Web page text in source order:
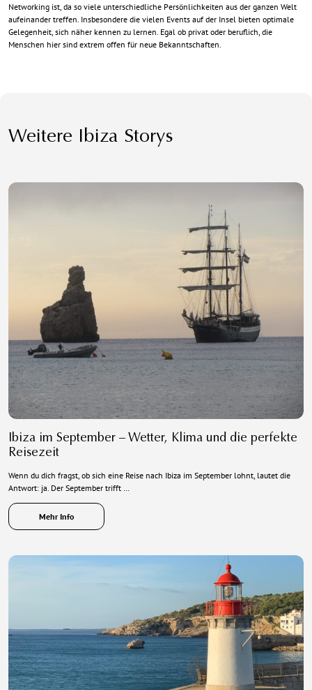
Networking ist, da so viele unterschiedliche Persönlichkeiten aus der ganzen Welt
aufeinander treffen. Insbesondere die vielen Events auf der Insel bieten optimale
Gelegenheit, sich näher kennen zu lernen. Egal ob privat oder beruflich, die
Menschen hier sind extrem offen für neue Bekanntschaften.
Weitere Ibiza Storys
Ibiza im September – Wetter, Klima und die perfekte
Reisezeit
Wenn du dich fragst, ob sich eine Reise nach Ibiza im September lohnt, lautet die
Antwort: ja. Der September trifft …
Mehr Info